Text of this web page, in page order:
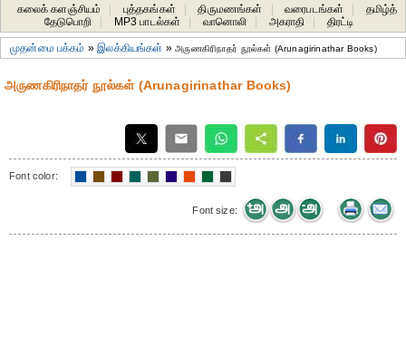
கலைக் களஞ்சியம் புத்தகங்கள் திருமணங்கள் வரைபடங்கள்
தமிழ்த்
தேடுபொறி
MP3 பாடல்கள் வானொலி அகராதி திரட்டி
முதன்மை பக்கம் »இலக்கியங்கள் »அருணகிரிநாதர் நூல்கள் (Arunagirinathar Books)
அருணகிரிநாதர் நூல்கள் (Arunagirinathar Books)
Font color:
Font size: